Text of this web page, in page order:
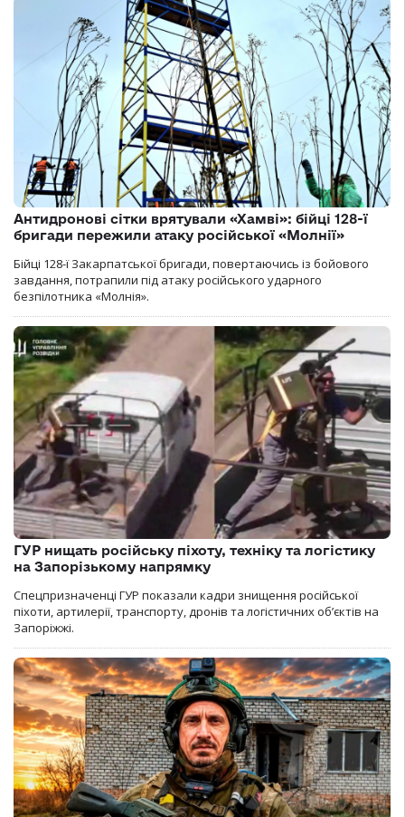
Антидронові сітки врятували «Хамві»: бійці 128-ї
бригади пережили атаку російської «Молнії»
Бійці 128-ї Закарпатської бригади, повертаючись із бойового
завдання, потрапили під атаку російського ударного
безпілотника «Молнія».
ГУР нищать російську піхоту, техніку та логістику
на Запорізькому напрямку
Спецпризначенці ГУР показали кадри знищення російської
піхоти, артилерії, транспорту, дронів та логістичних об’єктів на
Запоріжжі.